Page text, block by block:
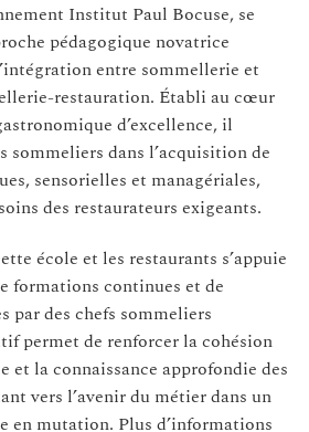
Institut Paul Bocuse, se
pédagogique novatrice
entre sommellerie et
restauration. Établi au cœur
d’excellence, il
sommeliers dans l’acquisition de
sensorielles et managériales,
des restaurateurs exigeants.
école et les restaurants s’appuie
formations continues et de
par des chefs sommeliers
permet de renforcer la cohésion
et la connaissance approfondie des
vers l’avenir du métier dans un
en mutation. Plus d’informations